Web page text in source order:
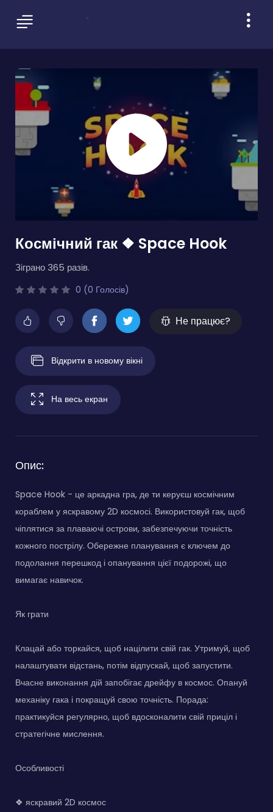
Космічний гак ❖ Space Hook
Зіграно 365 разів.
0 (0 Голосів)
Не працює?
Відкрити в новому вікні
На весь екран
Опис:
Space Hook - це аркадна гра, де ти керуєш космічним
кораблем у яскравому 2D космосі. Використовуй гак, щоб
чіплятися за плаваючі острови, забезпечуючи точність
кожного пострілу. Обережне планування є ключем до
подолання перешкод і опанування цієї подорожі, що
вимагає навичок.
Як грати
Клацай або торкайся, щоб націлити свій гак. Утримуй, щоб
налаштувати відстань, потім відпускай, щоб запустити.
Вчасне виконання дій запобігає дрейфу в космос. Опануй
механіку гака і покращуй свою точність. Порада:
практикуйся регулярно, щоб вдосконалити свій приціл і
стратегічне мислення.
Особливості
❖ яскравий 2D космос